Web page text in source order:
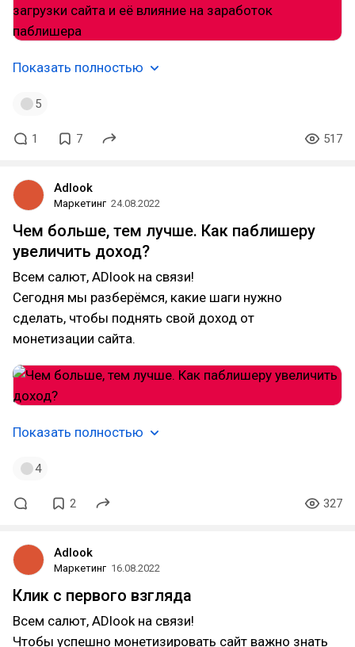
Показать полностью
5
1 7 517
Adlook
Маркетинг 24.08.2022
Чем больше, тем лучше. Как паблишеру
увеличить доход?
Всем салют, ADlook на связи!
Сегодня мы разберёмся, какие шаги нужно
сделать, чтобы поднять свой доход от
монетизации сайта.
Показать полностью
4
2 327
Adlook
Маркетинг 16.08.2022
Клик с первого взгляда
Всем салют, ADlook на связи!
Чтобы успешно монетизировать сайт важно знать